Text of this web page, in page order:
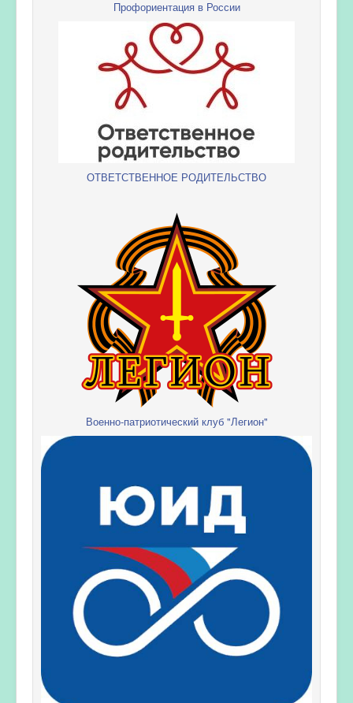
Профориентация в России
ОТВЕТСТВЕННОЕ РОДИТЕЛЬСТВО
Военно-патриотический клуб "Легион"